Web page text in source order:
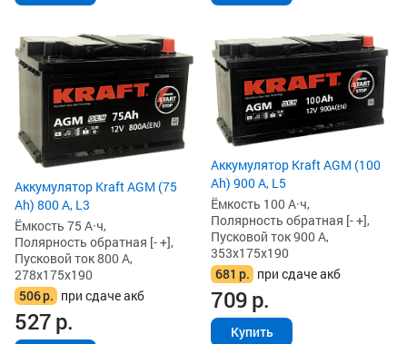
Аккумулятор Kraft AGM (75
Ah) 800 А, L3
Ёмкость 75 А·ч,
Полярность обратная [- +],
Пусковой ток 800 А,
278x175x190
506р. при сдаче акб
527р.
Аккумулятор Kraft AGM (100
Ah) 900 А, L5
Ёмкость 100 А·ч,
Полярность обратная [- +],
Пусковой ток 900 А,
353x175x190
681 р. при сдаче акб
709р.
Купить